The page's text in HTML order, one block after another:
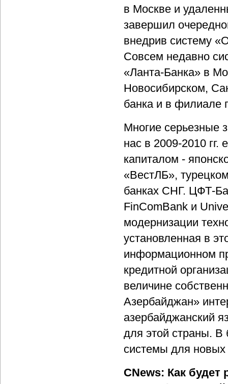
в Москве и
завершил
внедрив систему
Совсем недавно
«Ланта-Банка» в
Новосибирском,
банка и в филиале
Многие серьезные
нас в 2009-2010
капиталом -
«ВестЛБ»,
банках СНГ. ЦФТ-
FinComBank и
модернизации
установленная в
информационном
кредитной
величине
Азербайджан»
азербайджанский
для этой страны.
системы для новых
CNews: Как